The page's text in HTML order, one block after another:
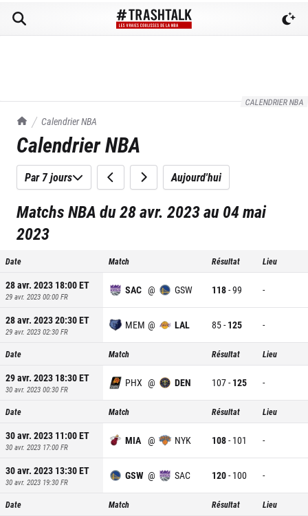
CALENDRIER NBA
TrashTalk Actu NBA
Calendrier NBA
Calendrier NBA
Par 7 jours Aujourd'hui
Matchs NBA du 28 avr. 2023 au 04 mai
2023
Date Match Résultat Lieu
28 avr. 2023 18:00ET
29 avr. 2023 00:00 FR
SAC @ GSW 118-99 -
28 avr. 2023 20:30ET
29 avr. 2023 02:30 FR
MEM @ LAL 85- 125 -
Date Match Résultat Lieu
29 avr. 2023 18:30ET
30 avr. 2023 00:30 FR
PHX @ DEN 107- 125 -
Date Match Résultat Lieu
30 avr. 2023 11:00ET
30 avr. 2023 17:00 FR
MIA @ NYK 108- 101 -
30 avr. 2023 13:30ET
30 avr. 2023 19:30 FR
GSW @ SAC 120- 100 -
Date Match Résultat Lieu